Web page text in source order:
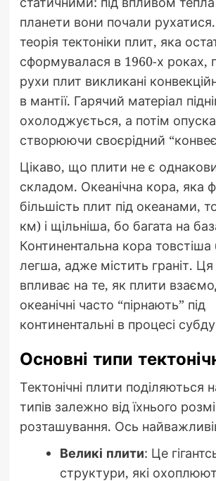
планети вони почали
теорія тектоніки плит, яка
сформувалася в 1960-х
рухи плит викликані
в мантії. Гарячий матеріал
охолоджується, а потім
створюючи своєрідний
Цікаво, що плити не є
складом. Океанічна кора, яка
більшість плит під океанами,
км) і щільніша, бо багата на
Континентальна кора товстіша
легша, адже містить граніт. Ця
впливає на те, як плити
океанічні часто “пірнають” під
континентальні в процесі
Основні типи
Тектонічні плити поділяються
типів залежно від їхнього
розташування. Ось
Великі плити: Це
структури, які